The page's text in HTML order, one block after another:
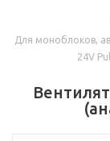
Для моноблоков,
24V